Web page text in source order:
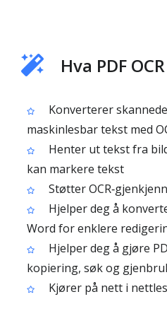
Hva PDF
Konverterer
maskinlesbar tekst med
Henter ut tekst fra
kan markere tekst
Støtter
Hjelper deg å
Word for enklere
Hjelper deg å gjøre
kopiering, søk og
Kjører på nett i